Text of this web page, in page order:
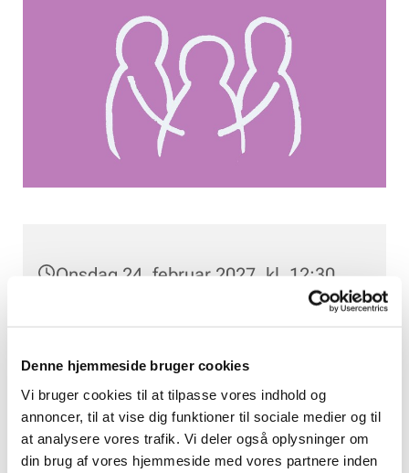
Denne hjemmeside bruger cookies
Vi bruger cookies til at tilpasse vores indhold og
annoncer, til at vise dig funktioner til sociale medier og til
at analysere vores trafik. Vi deler også oplysninger om
din brug af vores hjemmeside med vores partnere inden
Onsdag 24. februar 2027, kl. 12:30
Rungsted Sognehus, Bolbrovej 10B,